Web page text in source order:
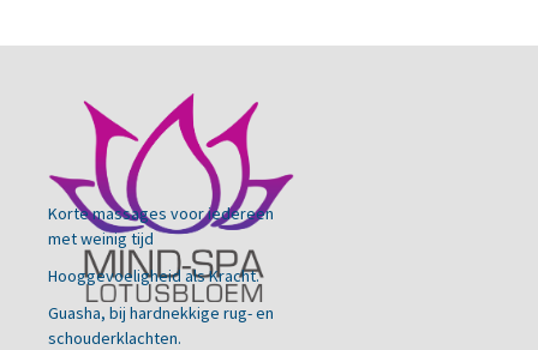
Korte massages voor iedereen
met weinig tijd
Hooggevoeligheid als Kracht.
Guasha, bij hardnekkige rug- en
schouderklachten.